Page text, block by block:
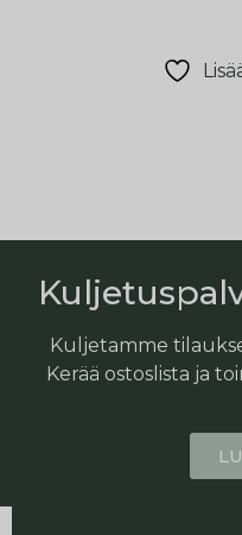
Kuljetamme
Kerää ostoslista ja